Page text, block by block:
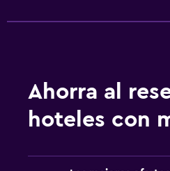
Ahorra al
hoteles con